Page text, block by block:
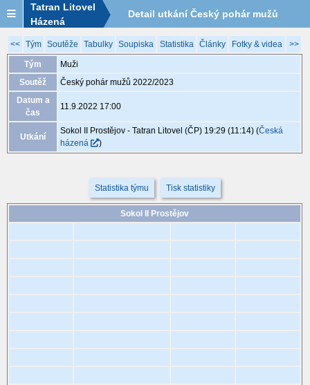
Tatran Litovel
Házená
Detail utkání Český pohár mužů
2022/2023, XAG038, 11.9. 17:00
<< Tým Soutěže Tabulky Soupiska Statistika Články Fotky & videa >>
Tým
Muži
Soutěž
Český pohár mužů 2022/2023
Datum a
čas
11.9.2022 17:00
Utkání
Sokol II Prostějov - Tatran Litovel (ČP) 19:29 (11:14)(Česká
házená
)
Statistika týmu Tisk statistiky
Sokol II Prostějov